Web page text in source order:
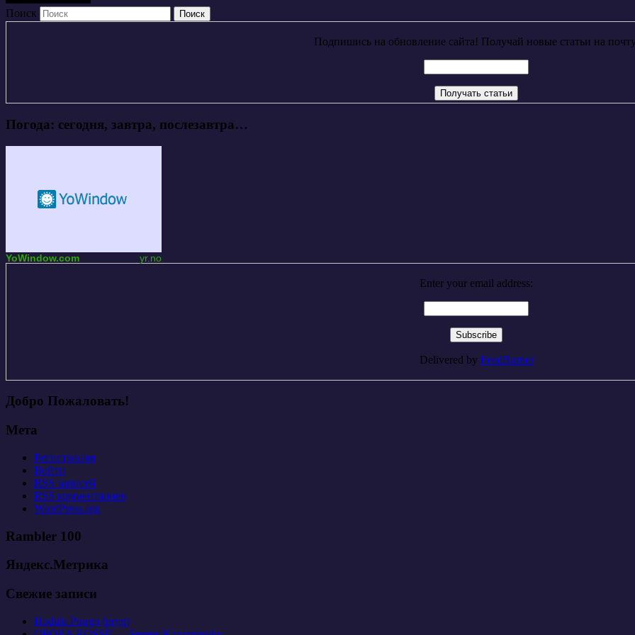
Поиск
Подпишись на обновление сайта! Получай новые статьи на
Погода: сегодня, завтра, послезавтра…
YoWindow.com yr.no
Enter your email address:
Delivered by FeedBurner
Добро Пожаловать!
Мета
Регистрация
Войти
RSS записей
RSS комментариев
WordPress.org
Rambler 100
Яндекс.Метрика
Свежие записи
Hodula Pougo (pryg)